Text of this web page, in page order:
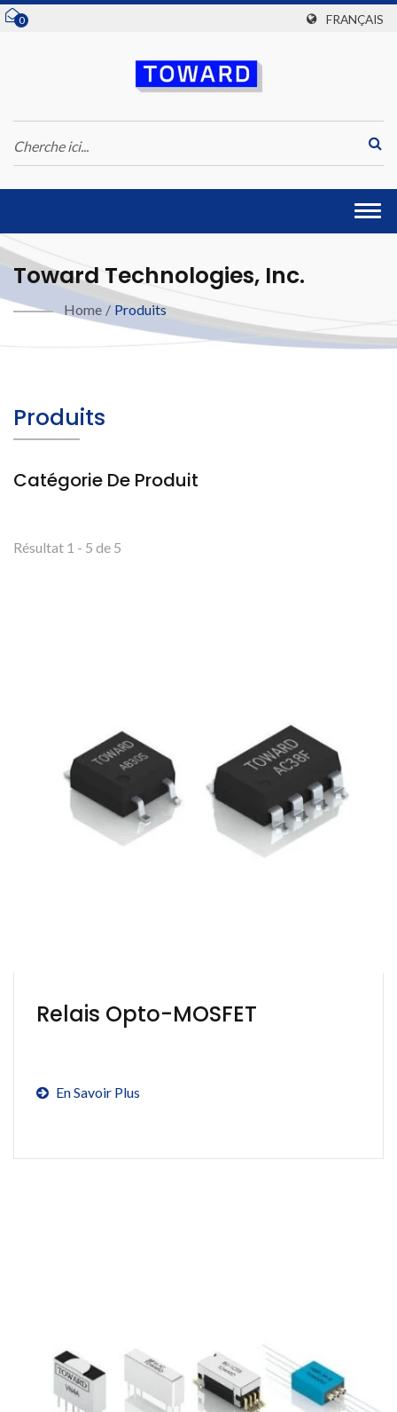
0 FRANÇAIS
Toward Technologies, Inc.
Home / Produits
Produits
Catégorie De Produit
Résultat 1 - 5 de 5
Relais Opto-MOSFET
En Savoir Plus